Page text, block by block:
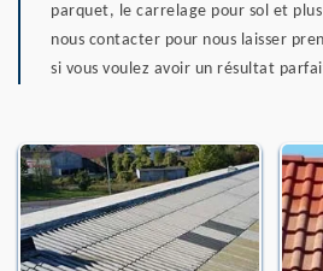
parquet, le carrelage pour sol et
nous contacter pour nous laisser
si vous voulez avoir un résultat